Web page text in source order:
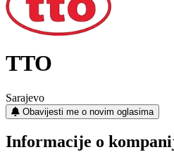
TTO
Sarajevo
Obavijesti me o novim oglasima
Informacije o